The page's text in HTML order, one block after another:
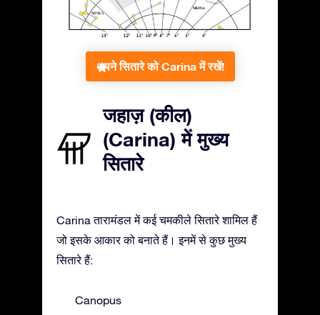
अपने सितारे को Carina में रखें!
जहाज़ (कील)
(Carina) में मुख्य
सितारे
Carina तारामंडल में कई चमकीले सितारे शामिल हैं
जो इसके आकार को बनाते हैं। इनमें से कुछ मुख्य
सितारे हैं:
Canopus